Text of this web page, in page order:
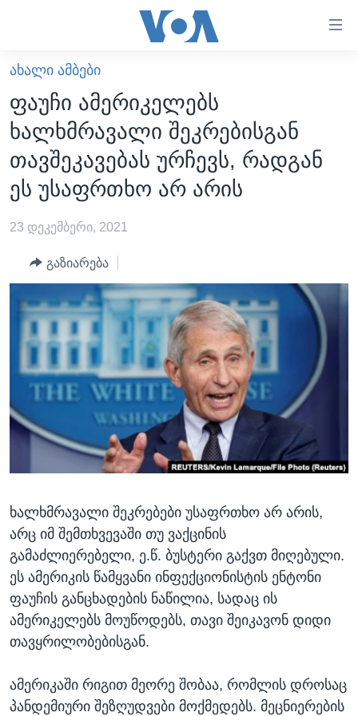
ხელმისაწვდომობისთვის
გადადით
მთავარზე
გადადით
მთავარ
ნავიგაციაზე
გადადით
ძიებაზე
ᲐᲮᲐᲚᲘ ᲐᲛᲑᲔᲑᲘ
ᲡᲐᲥᲐᲠᲗᲕᲔᲚᲝ
ᲐᲨᲨ
ᲐᲨᲨ-ᲘᲡ ᲐᲠᲩᲔᲕᲜᲔᲑᲘ 2024
ᲛᲡᲝᲤᲚᲘᲝ
ᲕᲘᲓᲔᲝᲔᲑᲘ
ᲒᲐᲓᲐᲪᲔᲛᲔᲑᲘ
ᲕᲐᲨᲘᲜᲒᲢᲝᲜᲘ ᲓᲦᲔᲡ
ᲮᲔᲓᲕᲐ ᲕᲐᲨᲘᲜᲒᲢᲝᲜᲘᲓᲐᲜ
ᲡᲢᲣᲓᲘᲐ ᲕᲐᲨᲘᲜᲒᲢᲝᲜᲘ
ᲡᲮᲕᲐ ᲡᲘᲐᲮᲚᲔᲔᲑᲘ
ᲞᲝᲚᲘᲢᲘᲙᲐ
ᲔᲙᲝᲜᲝᲛᲘᲙᲐ
ᲯᲐᲜᲛᲠᲗᲔᲚᲝᲑᲐ
ᲛᲔᲪᲜᲘᲔᲠᲔᲑᲐ
ᲘᲜᲢᲔᲠᲕᲘᲣ
ᲒᲐᲚᲘᲚᲔᲝ
ᲓᲔᲖᲘᲜᲤᲝᲠᲛᲐᲪᲘᲐ
ᲠᲣᲡᲔᲗᲘᲡ ᲨᲔᲭᲠᲐ ᲣᲙᲠᲐᲘᲜᲐᲨᲘ
Learning English
ᲗᲕᲐᲚᲘ ᲒᲕᲐᲓᲔᲕᲜᲔᲗ
ენები
ᲐᲮᲐᲚᲘ ᲐᲛᲑᲔᲑᲘ
ფაუჩი ამერიკელებს
ხალხმრავალი შეკრებისგან
თავშეკავებას ურჩევს, რადგან
ეს უსაფრთხო არ არის
23 დეკემბერი, 2021
გაზიარება
ხალხმრავალი შეკრებები უსაფრთხო არ არის,
არც იმ შემთხვევაში თუ ვაქცინის
გამაძლიერებელი, ე.წ. ბუსტერი გაქვთ მიღებული.
ეს ამერიკის წამყვანი ინფექციონისტის ენტონი
ფაუჩის განცხადების ნაწილია, სადაც ის
ამერიკელებს მოუწოდებს, თავი შეიკავონ დიდი
თავყრილობებისგან.
ამერიკაში რიგით მეორე შობაა, რომლის დროსაც
პანდემიური შეზღუდვები მოქმედებს. მეცნიერების